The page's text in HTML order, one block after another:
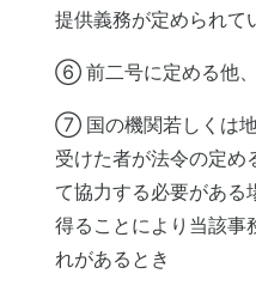
提供義務が定められて
⑥ 前二号に定める他
⑦ 国の機関若しくは
受けた者が法令の定め
て協力する必要がある
得ることにより当該事
れがあるとき